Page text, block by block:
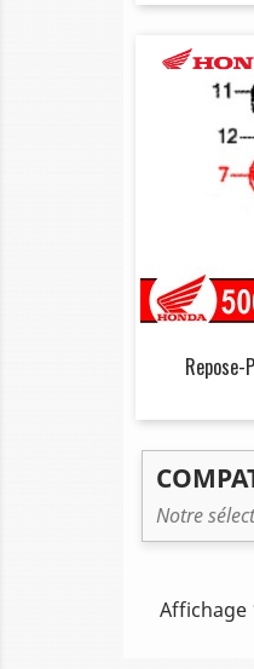
Notre
Affichage